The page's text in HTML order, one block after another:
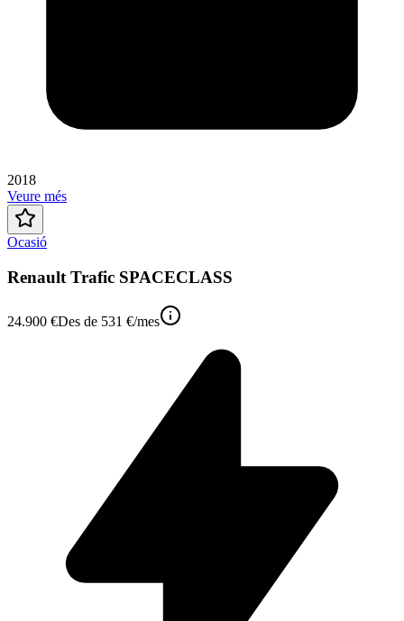
2018
Veure més
Ocasió
Renault Trafic SPACECLASS
24.900 €Des de 531 €/mes